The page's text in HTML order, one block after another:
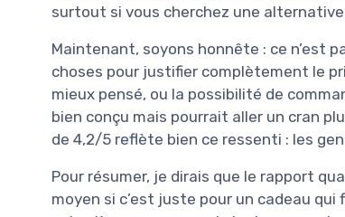
surtout si vous cherchez une alternative
Maintenant, soyons honnête : ce n’est
choses pour justifier complètement le
mieux pensé, ou la possibilité de
bien conçu mais pourrait aller un cran
de 4,2/5 reflète bien ce ressenti : les
Pour résumer, je dirais que le rapport
moyen si c’est juste pour un cadeau